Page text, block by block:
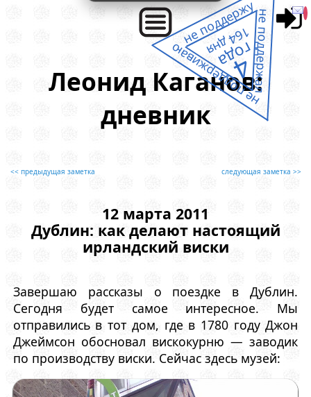
Леонид Каганов:
дневник
<< предыдущая заметка следующая заметка >>
12 марта 2011
Дублин: как делают настоящий
ирландский виски
Завершаю рассказы о поездке в Дублин.
Сегодня будет самое интересное. Мы
отправились в тот дом, где в 1780 году Джон
Джеймсон обосновал вискокурню — заводик
по производству виски. Сейчас здесь музей:
не поддержал
не поддерживаю
не поддержу
4
года
164 дня